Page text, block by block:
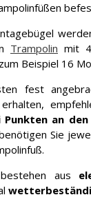
Trampolin mit
Beispiel 16
fest
an
Sie
aus